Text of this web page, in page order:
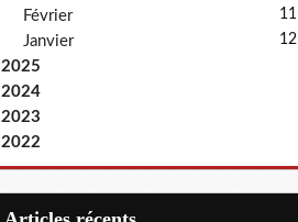
Février 11
Janvier 12
2025
2024
2023
2022